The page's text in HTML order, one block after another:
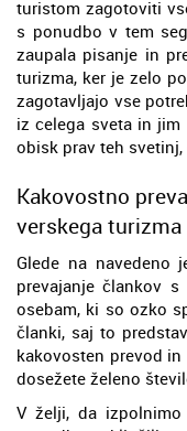
turistom zagotoviti
s ponudbo v tem
zaupala pisanje in
turizma, ker je zelo
zagotavljajo vse
iz celega sveta in
obisk prav teh
Kakovostno
verskega turizma
Glede na navedeno
prevajanje člankov
osebam, ki so ozko
članki, saj to
kakovosten prevod
dosežete želeno
V želji, da